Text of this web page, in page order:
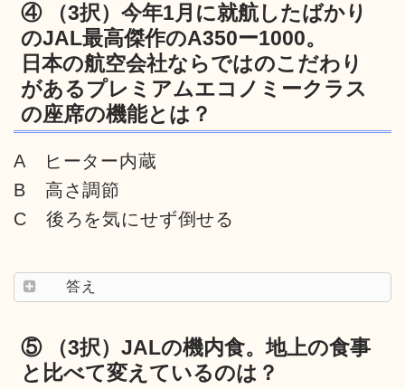
④ （3択）今年1月に就航したばかり
のJAL最高傑作のA350ー1000。
日本の航空会社ならではのこだわり
があるプレミアムエコノミークラス
の座席の機能とは？
A ヒーター内蔵
B 高さ調節
C 後ろを気にせず倒せる
答え
⑤ （3択）JALの機内食。地上の食事
と比べて変えているのは？